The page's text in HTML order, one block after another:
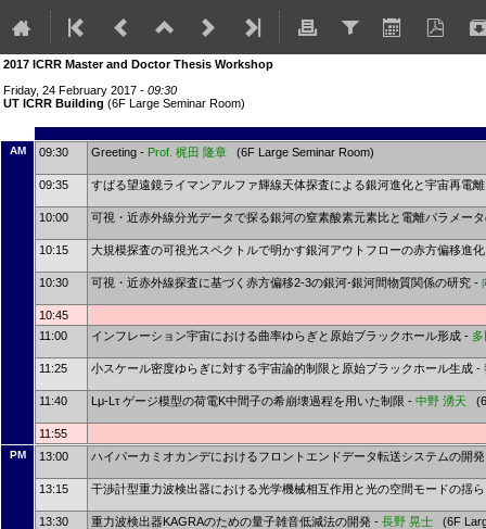
2017 ICRR Master and Doctor Thesis Workshop
Friday, 24 February 2017 - 09:30
UT ICRR Building (6F Large Seminar Room)
AM 09:30 Greeting - Prof. 梶田 隆章 (6F Large Seminar Room)
09:35 すばる望遠鏡ライマンアルファ輝線天体探査による銀河進化と宇宙再電
10:00 可視・近赤外線分光データで探る銀河の窒素酸素元素比と電離パラメー
10:15 大規模探査の可視光スペクトルで明かす銀河アウトフローの赤方偏移進
10:30 可視・近赤外線探査に基づく赤方偏移2-3の銀河-銀河間物質関係の研究 -
10:45
11:00
インフレーション宇宙における曲率ゆらぎと原始ブラックホール形成 -
11:25 小スケール密度ゆらぎに対する宇宙論的制限と原始ブラックホール生成 -
11:40 Lμ-Lτ ゲージ模型の荷電K中間子の希崩壊過程を用いた制限 - 中野 湧天
11:55
PM 13:00 ハイパーカミオカンデにおけるフロントエンドデータ転送システムの開
13:15 干渉計型重力波検出器における光学機械相互作用と光の空間モードの揺
13:30 重力波検出器KAGRAのための量子雑音低減法の開発 - 長野 晃士 (6F